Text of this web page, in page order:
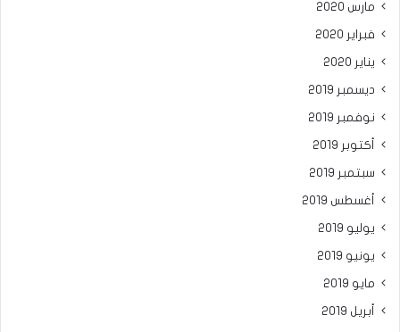
مارس 2020
فبراير 2020
يناير 2020
ديسمبر 2019
نوفمبر 2019
أكتوبر 2019
سبتمبر 2019
أغسطس 2019
يوليو 2019
يونيو 2019
مايو 2019
أبريل 2019